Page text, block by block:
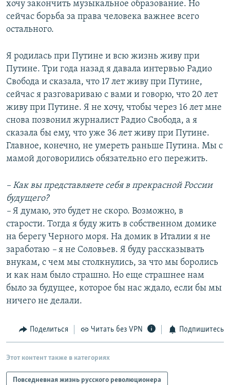
хочу закончить музыкальное образование. Но
сейчас борьба за права человека важнее всего
остального.
Я родилась при Путине и всю жизнь живу при
Путине. Три года назад я давала интервью Радио
Свобода и сказала, что 17 лет живу при Путине,
сейчас я разговариваю с вами и говорю, что 20 лет
живу при Путине. Я не хочу, чтобы через 16 лет мне
снова позвонил журналист Радио Свобода, а я
сказала бы ему, что уже 36 лет живу при Путине.
Главное, конечно, не умереть раньше Путина. Мы с
мамой договорились обязательно его пережить.
– Как вы представляете себя в прекрасной России
будущего?
– Я думаю, это будет не скоро. Возможно, в
старости. Тогда я буду жить в собственном домике
на берегу Черного моря. На домик в Италии я не
заработаю – я не Соловьев. Я буду рассказывать
внукам, с чем мы столкнулись, за что мы боролись
и как нам было страшно. Но еще страшнее нам
было за будущее, которое бы нас ждало, если бы мы
ничего не делали.
Поделиться Читать без VPN Подпишитесь
Этот контент также в категориях
Повседневная жизнь русского революционера